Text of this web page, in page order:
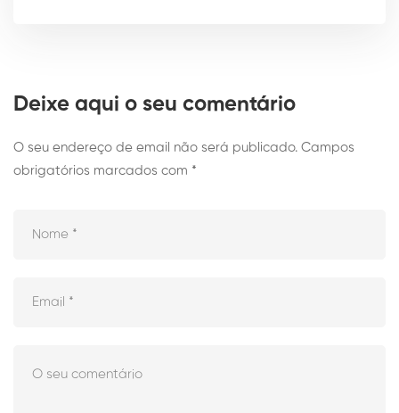
Deixe aqui o seu comentário
O seu endereço de email não será publicado. Campos
obrigatórios marcados com *